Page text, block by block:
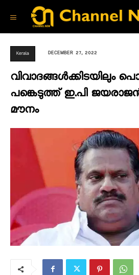
Kerala DECEMBER 27, 2022
വിവാദങ്ങൾക്കിടയിലും
പങ്കെടുത്ത് ഇ.പി
മൗനം